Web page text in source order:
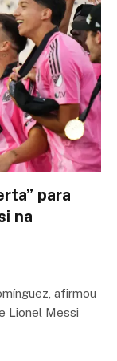
para
na
afirmou
Lionel Messi